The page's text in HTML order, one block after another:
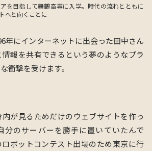
を目指して舞鶴高専に入学。時代の流れとともに
へと向くことに
年にインターネットに出会った田中さん
報を共有できるという夢のようなプラ
衝撃を受けます。
が⾒るためだけのウェブサイトを作っ
分のサーバーを勝⼿に置いていたんで
ボットコンテスト出場のため東京に⾏